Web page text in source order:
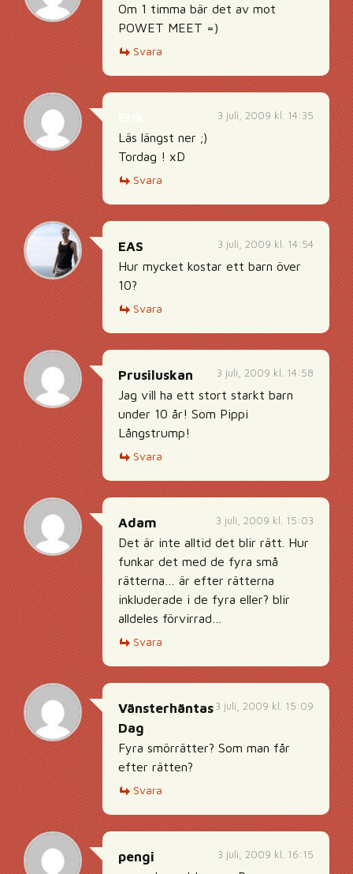
Om 1 timma bär det av mot
POWET MEET =)
Svara
3 juli, 2009 kl. 14:35
Läs längst ner ;)
Tordag ! xD
Svara
3 juli, 2009 kl. 14:54
EAS
Hur mycket kostar ett barn över
10?
Svara
3 juli, 2009 kl. 14:58
Prusiluskan
Jag vill ha ett stort starkt barn
under 10 år! Som Pippi
Långstrump!
Svara
3 juli, 2009 kl. 15:03
Adam
Det är inte alltid det blir rätt. Hur
funkar det med de fyra små
rätterna… är efter rätterna
inkluderade i de fyra eller? blir
alldeles förvirrad…
Svara
3 juli, 2009 kl. 15:09
Vänsterhäntas
Dag
Fyra smörrätter? Som man får
efter rätten?
Svara
3 juli, 2009 kl. 16:15
pengi